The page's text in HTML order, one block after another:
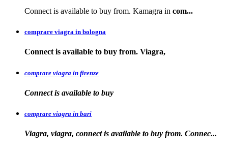
Connect is available to buy from. Kamagra in com...
comprare viagra in bologna
Connect is available to buy from. Viagra,
comprare viagra in firenze
Connect is available to buy
comprare viagra in bari
Viagra, viagra, connect is available to buy from. Connec...